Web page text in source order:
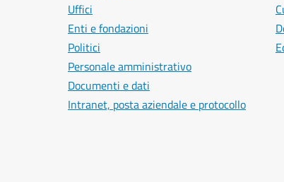
Uffici
Enti e fondazioni
Politici
Personale amministrativo
Documenti e dati
Intranet, posta aziendale e protocollo